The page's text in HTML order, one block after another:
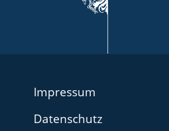
Impressum
Datenschutz